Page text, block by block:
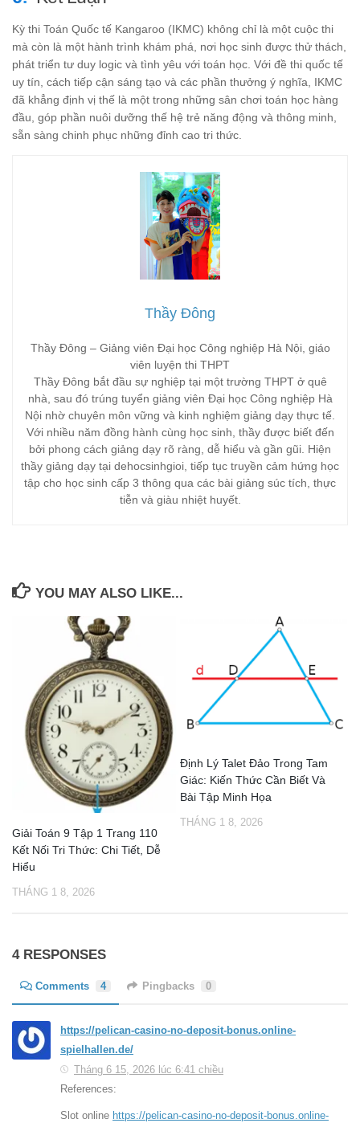
Kỳ thi Toán Quốc tế Kangaroo (IKMC) không chỉ là một cuộc thi
mà còn là một hành trình khám phá, nơi học sinh được thử thách,
phát triển tư duy logic và tình yêu với toán học. Với đề thi quốc tế
uy tín, cách tiếp cận sáng tạo và các phần thưởng ý nghĩa, IKMC
đã khẳng định vị thế là một trong những sân chơi toán học hàng
đầu, góp phần nuôi dưỡng thế hệ trẻ năng động và thông minh,
sẵn sàng chinh phục những đỉnh cao tri thức.
Thầy Đông
Thầy Đông – Giảng viên Đại học Công nghiệp Hà Nội, giáo
viên luyện thi THPT
Thầy Đông bắt đầu sự nghiệp tại một trường THPT ở quê
nhà, sau đó trúng tuyển giảng viên Đại học Công nghiệp Hà
Nội nhờ chuyên môn vững và kinh nghiệm giảng dạy thực tế.
Với nhiều năm đồng hành cùng học sinh, thầy được biết đến
bởi phong cách giảng dạy rõ ràng, dễ hiểu và gần gũi. Hiện
thầy giảng dạy tại dehocsinhgioi, tiếp tục truyền cảm hứng học
tập cho học sinh cấp 3 thông qua các bài giảng súc tích, thực
tiễn và giàu nhiệt huyết.
YOU MAY ALSO LIKE...
Giải Toán 9 Tập 1 Trang 110
Kết Nối Tri Thức: Chi Tiết, Dễ
Hiểu
THÁNG 1 8, 2026
Định Lý Talet Đảo Trong Tam
Giác: Kiến Thức Cần Biết Và
Bài Tập Minh Họa
THÁNG 1 8, 2026
4 RESPONSES
Comments 4 Pingbacks 0
https://pelican-casino-no-deposit-bonus.online-
spielhallen.de/
Tháng 6 15, 2026 lúc 6:41 chiều
References:
Slot online https://pelican-casino-no-deposit-bonus.online-